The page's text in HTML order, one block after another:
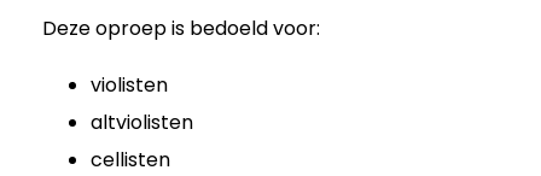
Deze oproep is bedoeld voor:
violisten
altviolisten
cellisten